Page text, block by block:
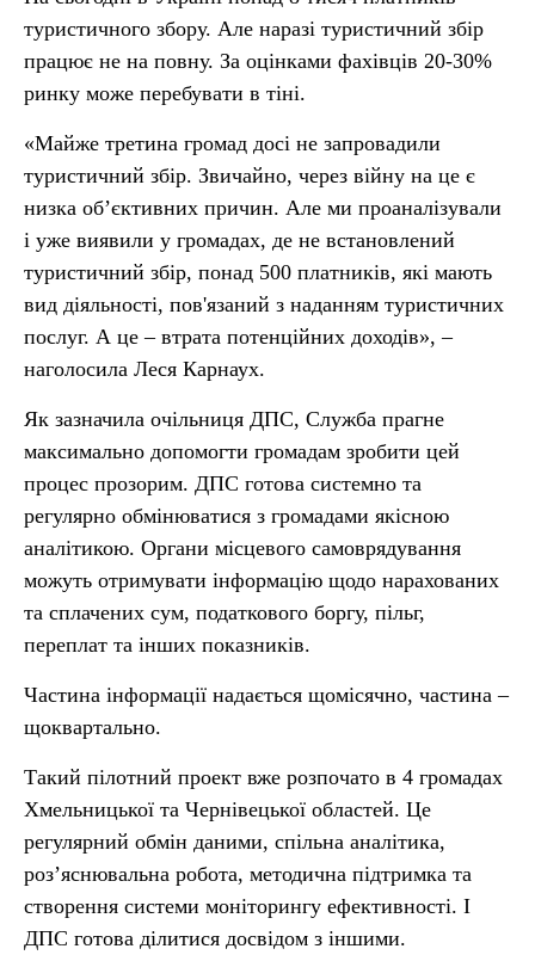
туристичного збору. Але наразі туристичний збір
працює не на повну. За оцінками фахівців 20-30%
ринку може перебувати в тіні.
«Майже третина громад досі не запровадили
туристичний збір. Звичайно, через війну на це є
низка обʼєктивних причин. Але ми проаналізували
і уже виявили у громадах, де не встановлений
туристичний збір, понад 500 платників, які мають
вид діяльності, пов'язаний з наданням туристичних
послуг. А це – втрата потенційних доходів», –
наголосила Леся Карнаух.
Як зазначила очільниця ДПС, Служба прагне
максимально допомогти громадам зробити цей
процес прозорим. ДПС готова системно та
регулярно обмінюватися з громадами якісною
аналітикою. Органи місцевого самоврядування
можуть отримувати інформацію щодо нарахованих
та сплачених сум, податкового боргу, пільг,
переплат та інших показників.
Частина інформації надається щомісячно, частина –
щоквартально.
Такий пілотний проект вже розпочато в 4 громадах
Хмельницької та Чернівецької областей. Це
регулярний обмін даними, спільна аналітика,
роз’яснювальна робота, методична підтримка та
створення системи моніторингу ефективності. І
ДПС готова ділитися досвідом з іншими.